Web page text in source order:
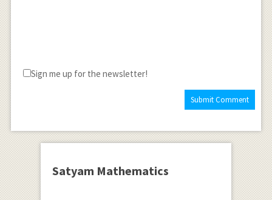
Sign me up for the newsletter!
Satyam Mathematics